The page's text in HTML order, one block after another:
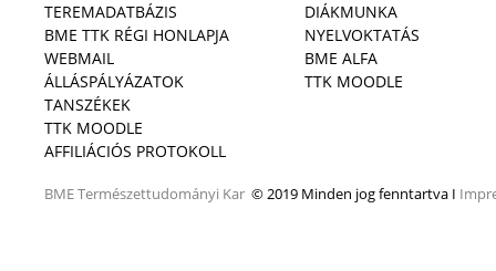
TEREMADATBÁZIS
BME TTK RÉGI HONLAPJA
WEBMAIL
ÁLLÁSPÁLYÁZATOK
TANSZÉKEK
TTK MOODLE
AFFILIÁCIÓS PROTOKOLL
BMETermészettudományi Kar © 2019 Minden jog fenntartva I
DIÁKMUNKA
NYELVOKTATÁS
BME ALFA
TTK MOODLE